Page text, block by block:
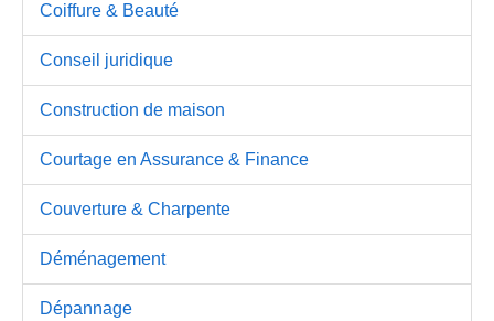
Coiffure & Beauté
Conseil juridique
Construction de maison
Courtage en Assurance & Finance
Couverture & Charpente
Déménagement
Dépannage